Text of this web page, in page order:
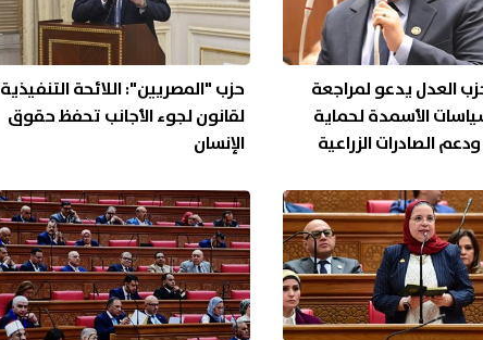
العدل يدعو لمراجعة
الأسمدة لحماية
الصادرات الزراعية
حزب "المصريين": اللائحة التنفيذية
لقانون لجوء الأجانب تحفظ حقوق
الإنسان